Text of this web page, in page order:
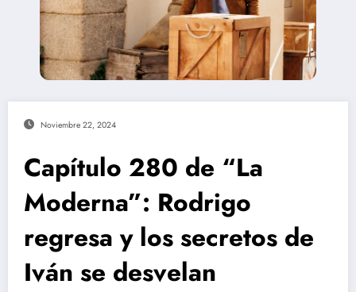
Noviembre 22, 2024
Capítulo 280 de “La
Moderna”: Rodrigo
regresa y los secretos de
Iván se desvelan